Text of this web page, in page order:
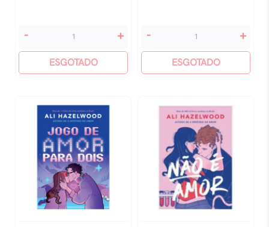
Amor
- +
ESGOTADO
Amor,
quantidade
- +
ESGOTADO